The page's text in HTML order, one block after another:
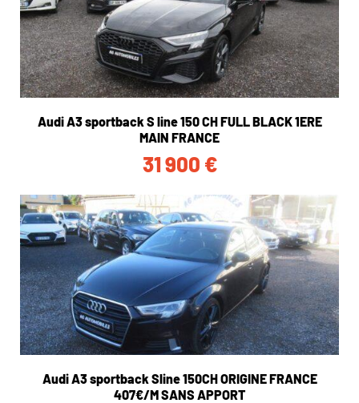
Audi A3 sportback S line 150 CH FULL BLACK 1ERE
MAIN FRANCE
31 900 €
Audi A3 sportback Sline 150CH ORIGINE FRANCE
407€/M SANS APPORT